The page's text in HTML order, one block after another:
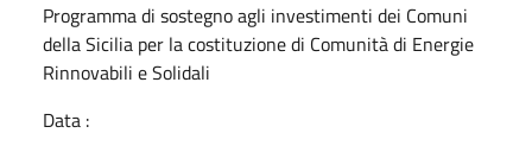
Programma di sostegno agli investimenti dei Comuni
della Sicilia per la costituzione di Comunità di Energie
Rinnovabili e Solidali
Data :